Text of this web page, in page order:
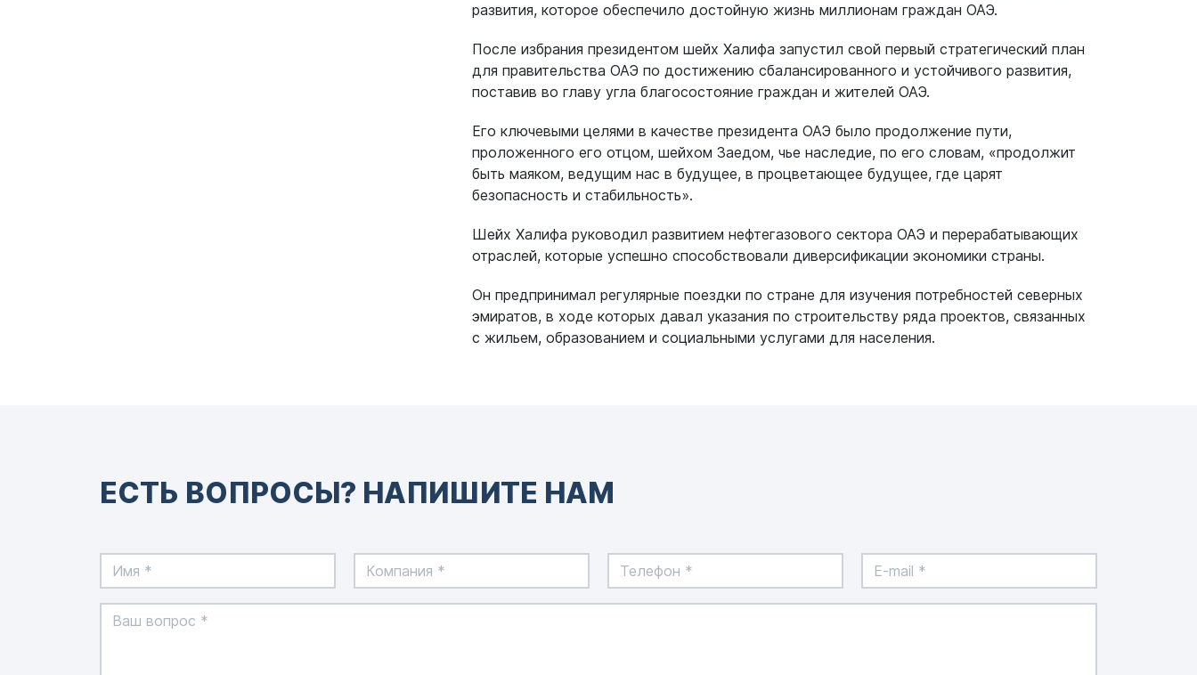
развития, которое обеспечило достойную жизнь миллионам граждан ОАЭ.
После избрания президентом шейх Халифа запустил свой первый стратегический план
для правительства ОАЭ по достижению сбалансированного и устойчивого развития,
поставив во главу угла благосостояние граждан и жителей ОАЭ.
Его ключевыми целями в качестве президента ОАЭ было продолжение пути,
проложенного его отцом, шейхом Заедом, чье наследие, по его словам, «продолжит
быть маяком, ведущим нас в будущее, в процветающее будущее, где царят
безопасность и стабильность».
Шейх Халифа руководил развитием нефтегазового сектора ОАЭ и перерабатывающих
отраслей, которые успешно способствовали диверсификации экономики страны.
Он предпринимал регулярные поездки по стране для изучения потребностей северных
эмиратов, в ходе которых давал указания по строительству ряда проектов, связанных
с жильем, образованием и социальными услугами для населения.
ЕСТЬ ВОПРОСЫ? НАПИШИТЕ НАМ